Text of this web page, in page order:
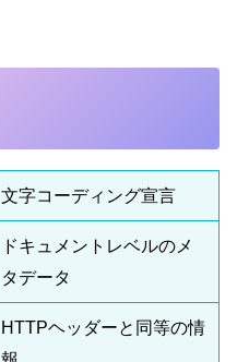
文字コーディング宣言
ドキュメントレベルのメ
タデータ
HTTPヘッダーと同等の情